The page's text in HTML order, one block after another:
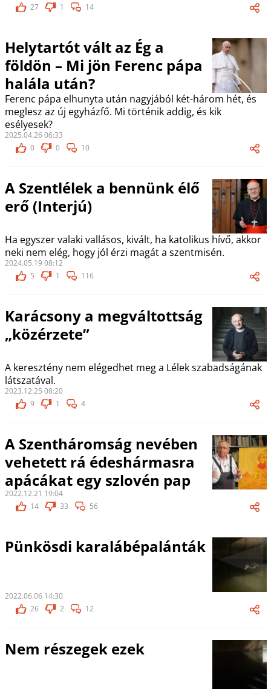
27
1 14
Helytartót vált az Ég a
földön – Mi jön Ferenc pápa
halála után?
Ferenc pápa elhunyta után nagyjából két-három hét, és
meglesz az új egyházfő. Mi történik addig, és kik
esélyesek?
2025.04.26 06:33
0
0 10
A Szentlélek a bennünk élő
erő (Interjú)
Ha egyszer valaki vallásos, kivált, ha katolikus hívő, akkor
neki nem elég, hogy jól érzi magát a szentmisén.
2024.05.19 08:12
5
1 116
Karácsony a megváltottság
„közérzete”
A keresztény nem elégedhet meg a Lélek szabadságának
látszatával.
2023.12.25 08:20
9
1 4
A Szentháromság nevében
vehetett rá édeshármasra
apácákat egy szlovén pap
2022.12.21 19:04
14
33 56
Pünkösdi karalábépalánták
2022.06.06 14:30
26
2 12
Nem részegek ezek